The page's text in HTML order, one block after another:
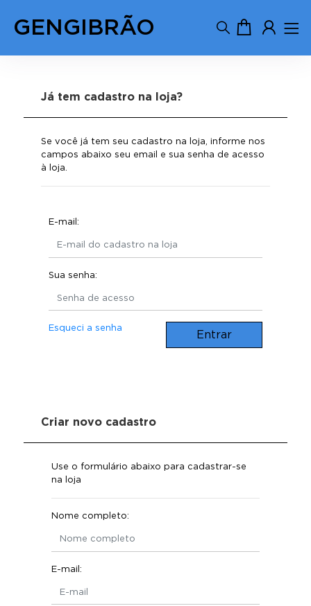
GENGIBRÃO
Já tem cadastro na loja?
Se você já tem seu cadastro na loja, informe nos
campos abaixo seu email e sua senha de acesso
à loja.
E-mail:
Sua senha:
Esqueci a senha
Entrar
Criar novo cadastro
Use o formulário abaixo para cadastrar-se
na loja
Nome completo:
E-mail: